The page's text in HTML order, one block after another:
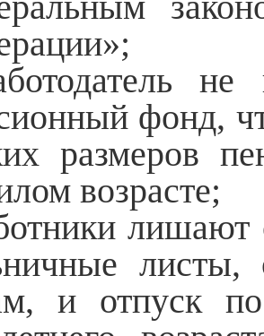
не
фонд,
размеров
возрасте;
лишают
листы,
и отпуск